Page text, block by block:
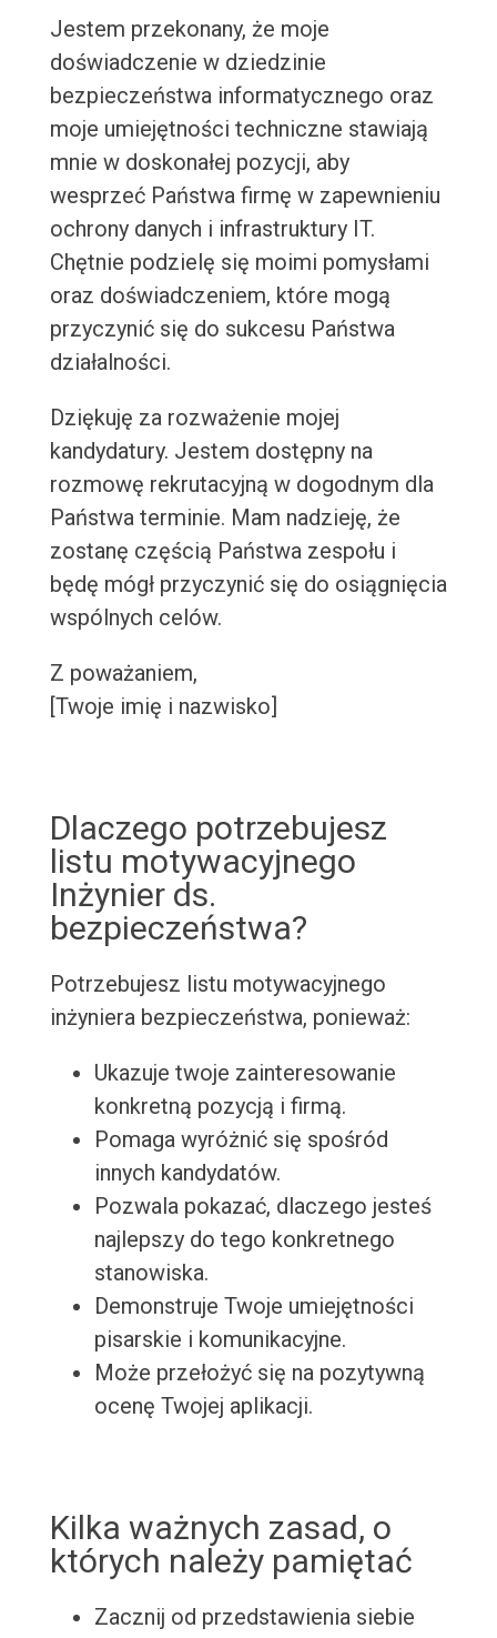
Jestem przekonany, że moje
doświadczenie w dziedzinie
bezpieczeństwa informatycznego oraz
moje umiejętności techniczne stawiają
mnie w doskonałej pozycji, aby
wesprzeć Państwa firmę w zapewnieniu
ochrony danych i infrastruktury IT.
Chętnie podzielę się moimi pomysłami
oraz doświadczeniem, które mogą
przyczynić się do sukcesu Państwa
działalności.
Dziękuję za rozważenie mojej
kandydatury. Jestem dostępny na
rozmowę rekrutacyjną w dogodnym dla
Państwa terminie. Mam nadzieję, że
zostanę częścią Państwa zespołu i
będę mógł przyczynić się do osiągnięcia
wspólnych celów.
Z poważaniem,
[Twoje imię i nazwisko]
Dlaczego potrzebujesz
listu motywacyjnego
Inżynier ds.
bezpieczeństwa?
Potrzebujesz listu motywacyjnego
inżyniera bezpieczeństwa, ponieważ:
Ukazuje twoje zainteresowanie
konkretną pozycją i firmą.
Pomaga wyróżnić się spośród
innych kandydatów.
Pozwala pokazać, dlaczego jesteś
najlepszy do tego konkretnego
stanowiska.
Demonstruje Twoje umiejętności
pisarskie i komunikacyjne.
Może przełożyć się na pozytywną
ocenę Twojej aplikacji.
Kilka ważnych zasad, o
których należy pamiętać
Zacznij od przedstawienia siebie